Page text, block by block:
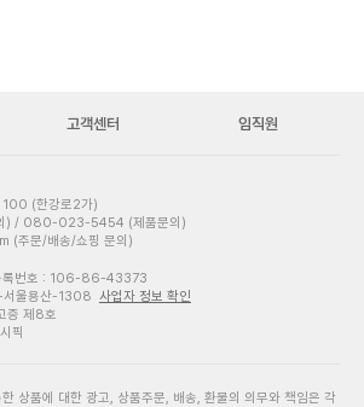
고객센터 임직원
100 (한강로2가)
/ 080-023-5454 (제품문의)
(주문/배송/쇼핑 문의)
록번호 : 106-86-43373
서울용산-1308 사업자 정보 확인
증 제8호
픽
상품에 대한 광고, 상품주문, 배송, 환불의 의무와 책임은 각